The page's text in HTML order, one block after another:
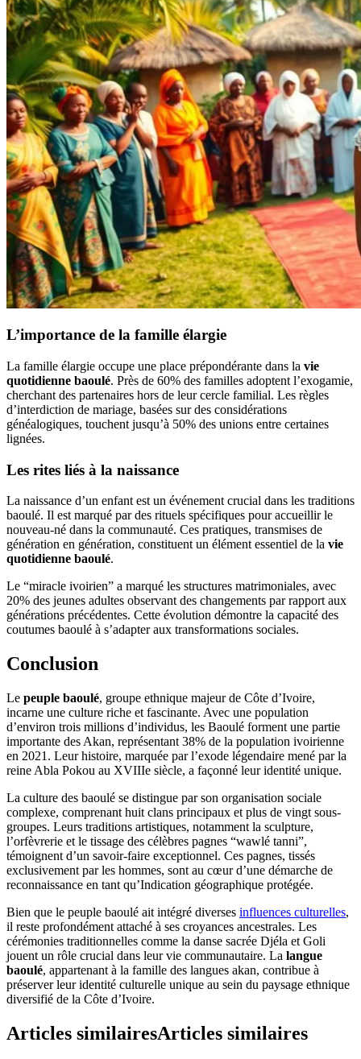
L’importance de la famille élargie
La famille élargie occupe une place prépondérante dans la vie
quotidienne baoulé. Près de 60% des familles adoptent l’exogamie,
cherchant des partenaires hors de leur cercle familial. Les règles
d’interdiction de mariage, basées sur des considérations
généalogiques, touchent jusqu’à 50% des unions entre certaines
lignées.
Les rites liés à la naissance
La naissance d’un enfant est un événement crucial dans les traditions
baoulé. Il est marqué par des rituels spécifiques pour accueillir le
nouveau-né dans la communauté. Ces pratiques, transmises de
génération en génération, constituent un élément essentiel de la vie
quotidienne baoulé.
Le “miracle ivoirien” a marqué les structures matrimoniales, avec
20% des jeunes adultes observant des changements par rapport aux
générations précédentes. Cette évolution démontre la capacité des
coutumes baoulé à s’adapter aux transformations sociales.
Conclusion
Le peuple baoulé, groupe ethnique majeur de Côte d’Ivoire,
incarne une culture riche et fascinante. Avec une population
d’environ trois millions d’individus, les Baoulé forment une partie
importante des Akan, représentant 38% de la population ivoirienne
en 2021. Leur histoire, marquée par l’exode légendaire mené par la
reine Abla Pokou au XVIIIe siècle, a façonné leur identité unique.
La culture des baoulé se distingue par son organisation sociale
complexe, comprenant huit clans principaux et plus de vingt sous-
groupes. Leurs traditions artistiques, notamment la sculpture,
l’orfèvrerie et le tissage des célèbres pagnes “wawlé tanni”,
témoignent d’un savoir-faire exceptionnel. Ces pagnes, tissés
exclusivement par les hommes, sont au cœur d’une démarche de
reconnaissance en tant qu’Indication géographique protégée.
Bien que le peuple baoulé ait intégré diverses influences culturelles,
il reste profondément attaché à ses croyances ancestrales. Les
cérémonies traditionnelles comme la danse sacrée Djéla et Goli
jouent un rôle crucial dans leur vie communautaire. La langue
baoulé, appartenant à la famille des langues akan, contribue à
préserver leur identité culturelle unique au sein du paysage ethnique
diversifié de la Côte d’Ivoire.
Articles similairesArticles similaires